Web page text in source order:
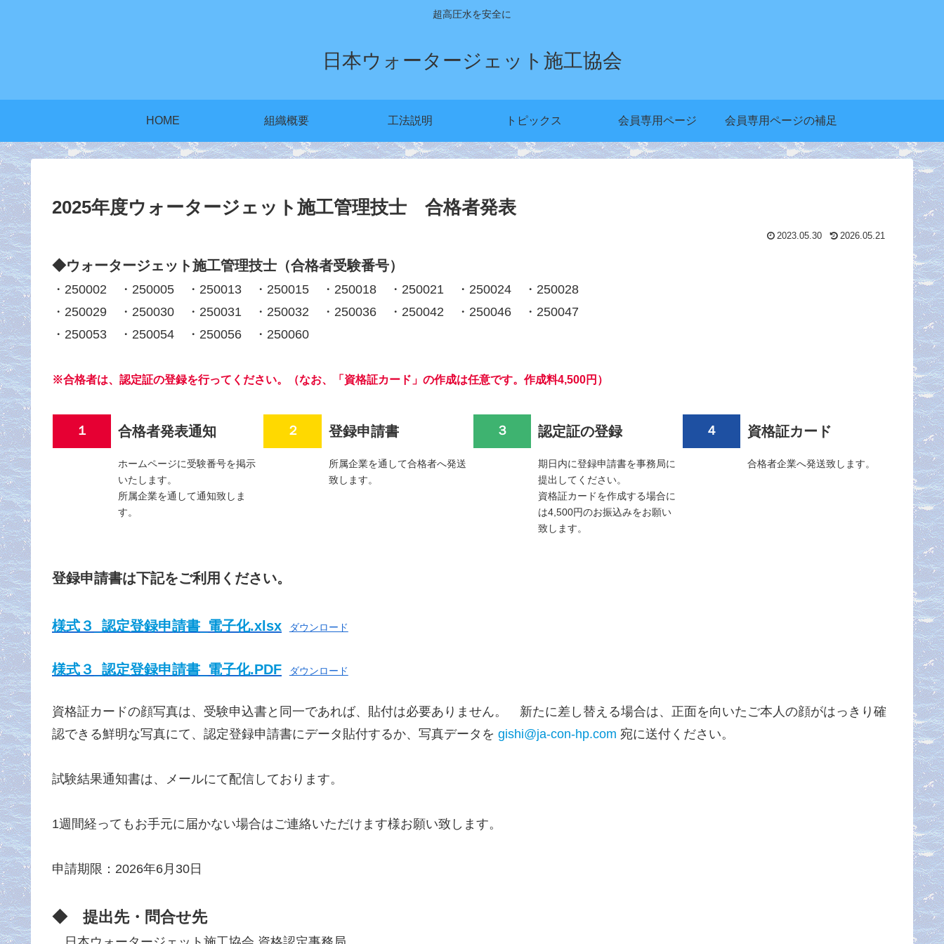
超高圧水を安全に
日本ウォータージェット施工協会
HOME 組織概要 工法説明 トピックス 会員専用ページ 会員専用ページの補足
2025年度ウォータージェット施工管理技士 合格者発表
2023.05.30 2026.05.21
◆ウォータージェット施工管理技士（合格者受験番号）
・250002 ・250005 ・250013 ・250015 ・250018 ・250021 ・250024 ・250028
・250029 ・250030 ・250031 ・250032 ・250036 ・250042 ・250046 ・250047
・250053 ・250054 ・250056 ・250060
※合格者は、 認定証の登録を行ってください。（なお、「資格証カード」の作成は任意です。作成料4,500円）
１ 合格者発表通知 ２ 登録申請書 ３ 認定証の登録 ４ 資格証カード
ホームページに受験番号を掲示
いたします。
所属企業を通して通知致しま
す。
所属企業を通して合格者へ発送
致します。
期日内に登録申請書を事務局に
提出してください。
資格証カードを作成する場合に
は4,500円のお振込みをお願い
致します。
合格者企業へ発送致します。
登録申請書は下記をご利用ください。
様式３_認定登録申請書_電子化.xlsx ダウンロード
様式３_認定登録申請書_電子化.PDF ダウンロード
資格証カードの顔写真は、受験申込書と同一であれば、貼付は必要ありません。 新たに差し替える場合は、正面を向いたご本人の顔がはっきり確
認できる鮮明な写真にて、認定登録申請書にデータ貼付するか、写真データを gishi@ja-con-hp.com 宛に送付ください。
試験結果通知書は、メールにて配信しております。
1週間経ってもお手元に届かない場合はご連絡いただけます様お願い致します。
申請期限：2026年6月30日
◆ 提出先・問合せ先